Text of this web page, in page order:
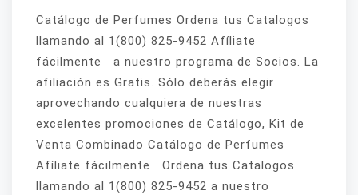
Catálogo de Perfumes Ordena tus Catalogos
llamando al 1(800) 825-9452 Afíliate
fácilmente a nuestro programa de Socios. La
afiliación es Gratis. Sólo deberás elegir
aprovechando cualquiera de nuestras
excelentes promociones de Catálogo, Kit de
Venta Combinado Catálogo de Perfumes
Afíliate fácilmente Ordena tus Catalogos
llamando al 1(800) 825-9452 a nuestro